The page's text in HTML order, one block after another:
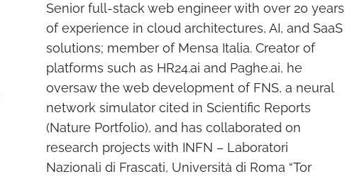
Senior full-stack web engineer with over 20 years
of experience in cloud architectures, AI, and SaaS
solutions; member of Mensa Italia. Creator of
platforms such as HR24.ai and Paghe.ai, he
oversaw the web development of FNS, a neural
network simulator cited in Scientific Reports
(Nature Portfolio), and has collaborated on
research projects with INFN – Laboratori
Nazionali di Frascati, Università di Roma “Tor